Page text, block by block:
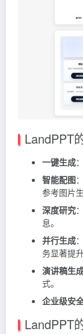
LandPPT
一键生成
智能配图
参考图片生
深度研究
息。
并行生成
务显著提
演讲稿生
式。
企业级安
LandPPT